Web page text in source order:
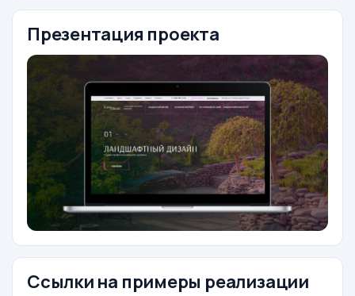
Презентация проекта
Ссылки на примеры реализации